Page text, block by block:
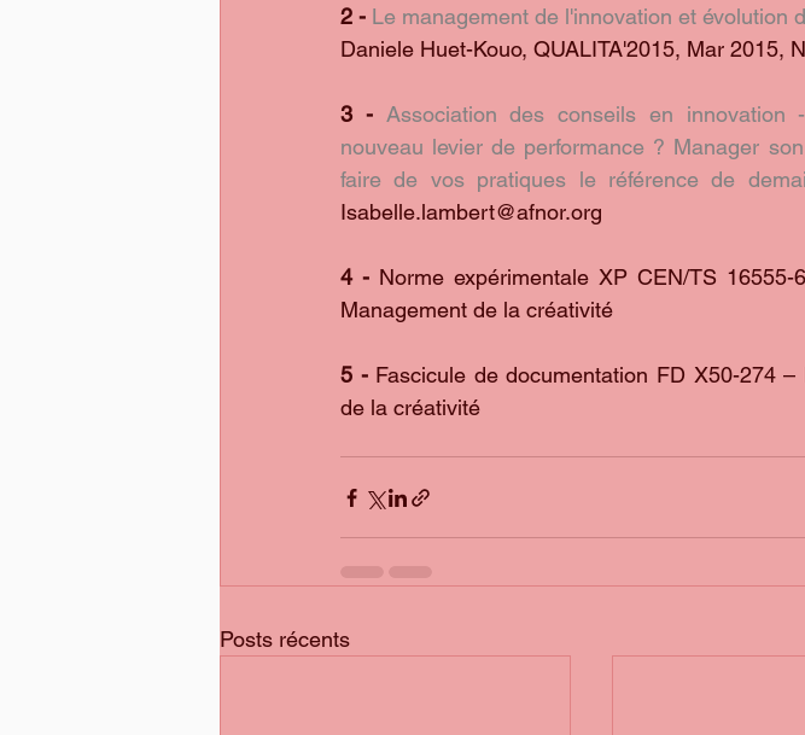
2 - Le management de l'innovation et évolution
Daniele Huet-Kouo, QUALITA'2015, Mar 2015,
3 - Association des conseils en innovation
nouveau levier de performance ? Manager
faire de vos pratiques le référence de
Isabelle.lambert@afnor.org
4 - Norme expérimentale XP CEN/TS
Management de la créativité
5 - Fascicule de documentation FD X50-274 –
de la créativité
Posts récents